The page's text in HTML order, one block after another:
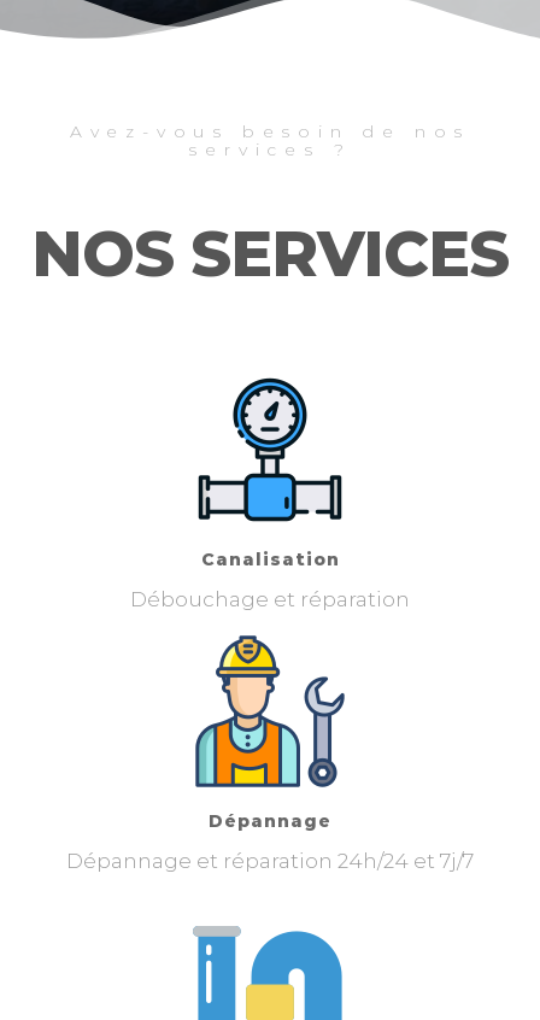
Avez-vous besoin de nos
services ?
NOS SERVICES
Canalisation
Débouchage et réparation
Dépannage
Dépannage et réparation 24h/24 et 7j/7